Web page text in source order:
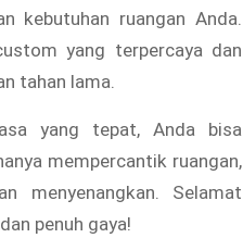
kebutuhan ruangan Anda.
yang terpercaya dan
tahan lama.
yang tepat, Anda bisa
mempercantik ruangan,
menyenangkan. Selamat
penuh gaya!